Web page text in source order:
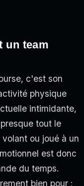
un team
c'est son
physique
intimidante,
tout le
ou joué à un
est donc
du temps.
bien pour :